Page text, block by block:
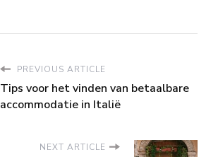
PREVIOUS ARTICLE
Tips voor het vinden van betaalbare
accommodatie in Italië
NEXT ARTICLE